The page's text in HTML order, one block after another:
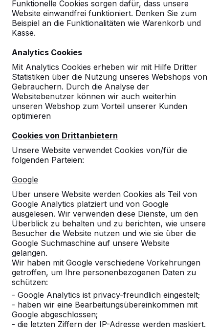
Funktionelle Cookies sorgen dafür, dass unsere
Website einwandfrei funktioniert. Denken Sie zum
Beispiel an die Funktionalitäten wie Warenkorb und
Kasse.
Analytics Cookies
Mit Analytics Cookies erheben wir mit Hilfe Dritter
Statistiken über die Nutzung unseres Webshops von
Gebrauchern. Durch die Analyse der
Websitebenutzer können wir auch weiterhin
unseren Webshop zum Vorteil unserer Kunden
optimieren
Cookies von Drittanbietern
Unsere Website verwendet Cookies von/für die
folgenden Parteien:
Google
Über unsere Website werden Cookies als Teil von
Google Analytics platziert und von Google
ausgelesen. Wir verwenden diese Dienste, um den
Überblick zu behalten und zu berichten, wie unsere
Besucher die Website nutzen und wie sie über die
Google Suchmaschine auf unsere Website
gelangen.
Wir haben mit Google verschiedene Vorkehrungen
getroffen, um Ihre personenbezogenen Daten zu
schützen:
- Google Analytics ist privacy-freundlich eingestelt;
- haben wir eine Bearbeitungsübereinkommen mit
Google abgeschlossen;
- die letzten Ziffern der IP-Adresse werden maskiert.
Unterplatte Picknickset
84reviews
€ 1.025,00exkl. MwSt.
2. Produkt und folgende für
19%
Farbe
Anzahl
Zur Bestellung hinzufügen